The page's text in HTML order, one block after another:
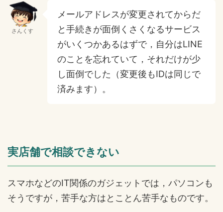
さんくす
メールアドレスが変更されてからだ
と手続きが面倒くさくなるサービス
がいくつかあるはずで，自分はLINE
のことを忘れていて，それだけが少
し面倒でした（変更後もIDは同じで
済みます）。
実店舗で相談できない
スマホなどのIT関係のガジェットでは，パソコンも
そうですが，苦手な方はとことん苦手なものです。